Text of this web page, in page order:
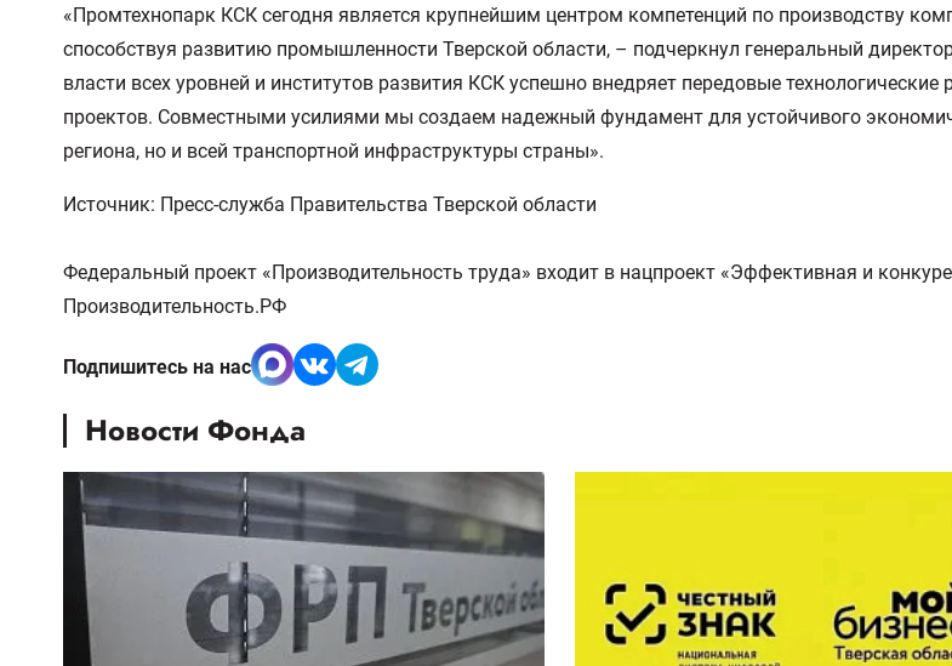
«Промтехнопарк КСК сегодня является крупнейшим центром компетенций по производству
способствуя развитию промышленности Тверской области, – подчеркнул генеральный
власти всех уровней и институтов развития КСК успешно внедряет передовые
проектов. Совместными усилиями мы создаем надежный фундамент для устойчивого
региона, но и всей транспортной инфраструктуры страны».
Источник: Пресс-служба Правительства Тверской области
Федеральный проект «Производительность труда» входит в нацпроект «Эффективная и
Производительность.РФ
Подпишитесь на нас
Новости Фонда